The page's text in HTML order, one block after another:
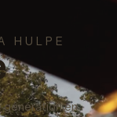
HULPE
génération en